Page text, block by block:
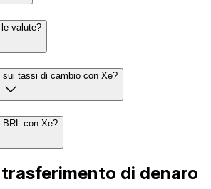
valute?
tassi di cambio con Xe?
BRL con Xe?
di denaro